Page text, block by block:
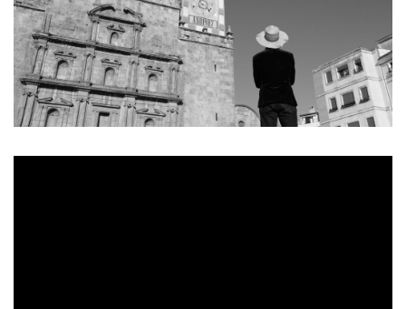
akzeptiere dieDatenschutzerklärung
REGISTRIEREN